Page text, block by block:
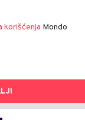
korišćenja Mondo